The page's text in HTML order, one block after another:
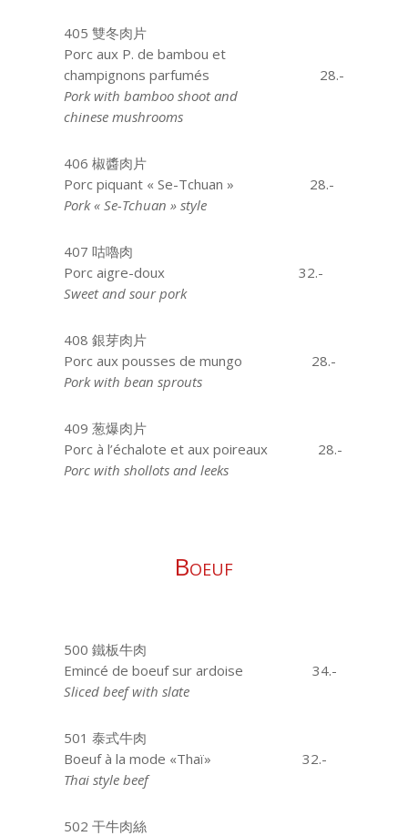
405 雙冬肉片
Porc aux P. de bambou et
champignons parfumés
Pork with bamboo shoot and
chinese mushrooms
28.-
406 椒醬肉片
Porc piquant « Se-Tchuan »
Pork « Se-Tchuan » style
28.-
407 咕嚕肉
Porc aigre-douxaaaaa
Sweet and sour pork
32.-
408 銀芽肉片
Porc aux pousses de mungo
Pork with bean sprouts
28.-
409 葱爆肉片
Porc à l’échalote et aux poireaux
Porc with shollots and leeks
28.-
Boeuf
500 鐵板牛肉
Emincé de boeuf sur ardoise
Sliced beef with slate
34.-
501 泰式牛肉
Boeuf à la mode «Thaï»
Thai style beef
32.-
502 干牛肉絲